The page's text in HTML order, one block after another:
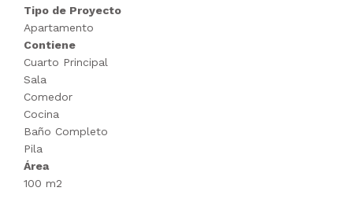
Tipo de Proyecto
Apartamento
Contiene
Cuarto Principal
Sala
Comedor
Cocina
Baño Completo
Pila
Área
100 m2